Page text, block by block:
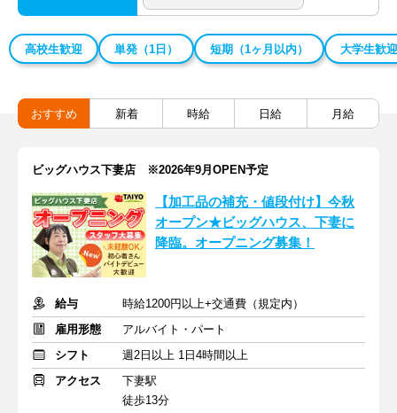
高校生歓迎 単発（1日） 短期（1ヶ月以内） 大学生歓迎
おすすめ 新着 時給 日給 月給
ビッグハウス下妻店 ※2026年9月OPEN予定
【加工品の補充・値段付け】今秋
オープン★ビッグハウス、下妻に
降臨。オープニング募集！
給与
時給1200円以上+交通費（規定内）
雇用形態
アルバイト・パート
シフト
週2日以上 1日4時間以上
アクセス
下妻駅
徒歩13分